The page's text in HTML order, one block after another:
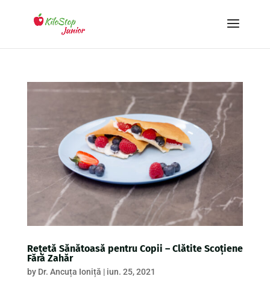
Rețetă Sănătoasă pentru Copii – Clătite Scoțiene
Fără Zahăr
by Dr. Ancuța Ioniță | iun. 25, 2021